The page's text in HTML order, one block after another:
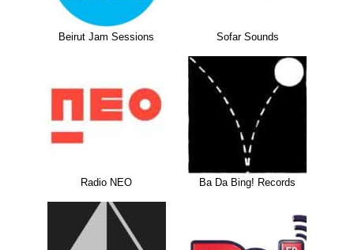
Beirut Jam Sessions Sofar Sounds
Radio NEO Ba Da Bing! Records